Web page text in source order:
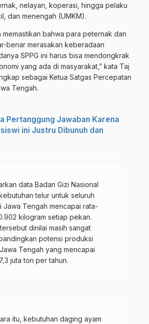
nelayan, koperasi, hingga pelaku
dan menengah (UMKM).
memastikan bahwa para peternak dan
benar merasakan keberadaan
SPPG ini harus bisa mendongkrak
yang ada di masyarakat,” kata Taj
sebagai Ketua Satgas Percepatan
Tengah.
Pertanggung Jawaban Karena
ini Justru Dibunuh dan
data Badan Gizi Nasional
telur untuk seluruh
Jawa Tengah mencapai rata-
kilogram setiap pekan.
dinilai masih sangat
potensi produksi
Tengah yang mencapai
juta ton per tahun.
itu, kebutuhan daging ayam